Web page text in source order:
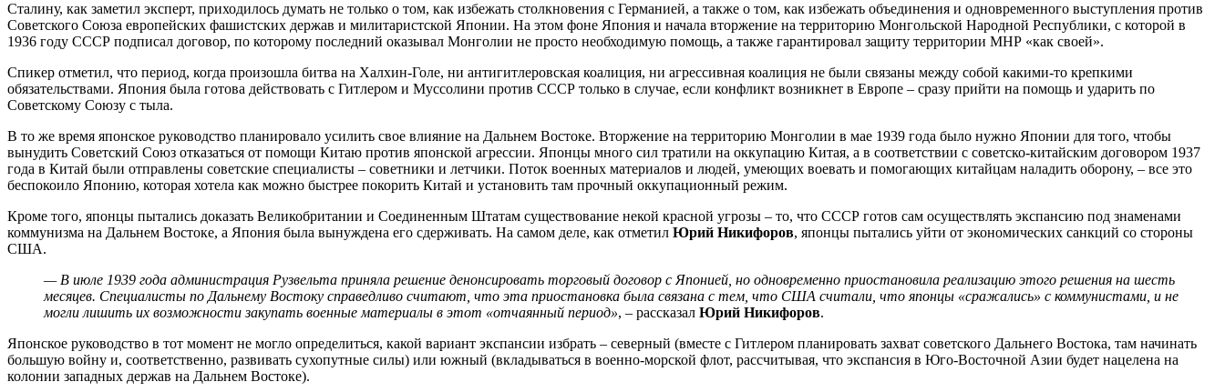
Сталину, как заметил эксперт, приходилось думать не только о том, как избежать столкновения с Германией, а также о том, как избежать объединения и одновременного выступления против
Советского Союза европейских фашистских держав и милитаристской Японии. На этом фоне Япония и начала вторжение на территорию Монгольской Народной Республики, с которой в
1936 году СССР подписал договор, по которому последний оказывал Монголии не просто необходимую помощь, а также гарантировал защиту территории МНР «как своей».
Спикер отметил, что период, когда произошла битва на Халхин-Голе, ни антигитлеровская коалиция, ни агрессивная коалиция не были связаны между собой какими-то крепкими
обязательствами. Япония была готова действовать с Гитлером и Муссолини против СССР только в случае, если конфликт возникнет в Европе – сразу прийти на помощь и ударить по
Советскому Союзу с тыла.
В то же время японское руководство планировало усилить свое влияние на Дальнем Востоке. Вторжение на территорию Монголии в мае 1939 года было нужно Японии для того, чтобы
вынудить Советский Союз отказаться от помощи Китаю против японской агрессии. Японцы много сил тратили на оккупацию Китая, а в соответствии с советско-китайским договором 1937
года в Китай были отправлены советские специалисты – советники и летчики. Поток военных материалов и людей, умеющих воевать и помогающих китайцам наладить оборону, – все это
беспокоило Японию, которая хотела как можно быстрее покорить Китай и установить там прочный оккупационный режим.
Кроме того, японцы пытались доказать Великобритании и Соединенным Штатам существование некой красной угрозы – то, что СССР готов сам осуществлять экспансию под знаменами
коммунизма на Дальнем Востоке, а Япония была вынуждена его сдерживать. На самом деле, как отметил Юрий Никифоров, японцы пытались уйти от экономических санкций со стороны
США.
— В июле 1939 года администрация Рузвельта приняла решение денонсировать торговый договор с Японией, но одновременно приостановила реализацию этого решения на шесть
месяцев. Специалисты по Дальнему Востоку справедливо считают, что эта приостановка была связана с тем, что США считали, что японцы «сражались» с коммунистами, и не
могли лишить их возможности закупать военные материалы в этот «отчаянный период», – рассказал Юрий Никифоров.
Японское руководство в тот момент не могло определиться, какой вариант экспансии избрать – северный (вместе с Гитлером планировать захват советского Дальнего Востока, там начинать
большую войну и, соответственно, развивать сухопутные силы) или южный (вкладываться в военно-морской флот, рассчитывая, что экспансия в Юго-Восточной Азии будет нацелена на
колонии западных держав на Дальнем Востоке).